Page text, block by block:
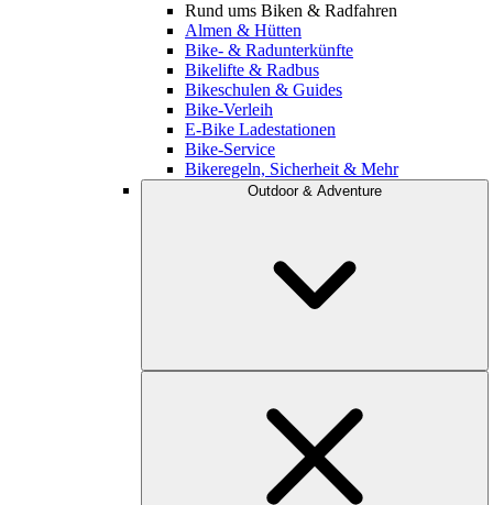
Rund ums Biken & Radfahren
Almen & Hütten
Bike- & Radunterkünfte
Bikelifte & Radbus
Bikeschulen & Guides
Bike-Verleih
E-Bike Ladestationen
Bike-Service
Bikeregeln, Sicherheit & Mehr
Outdoor & Adventure